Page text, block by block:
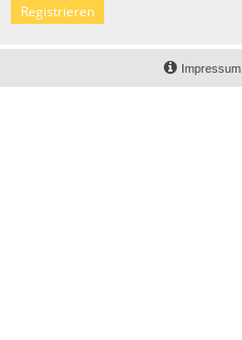
Registrieren
Impressum